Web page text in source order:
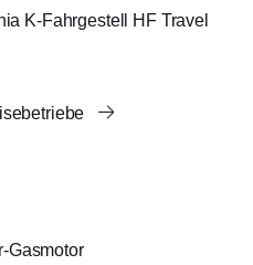
K-Fahrgestell HF Travel
Gasmotor